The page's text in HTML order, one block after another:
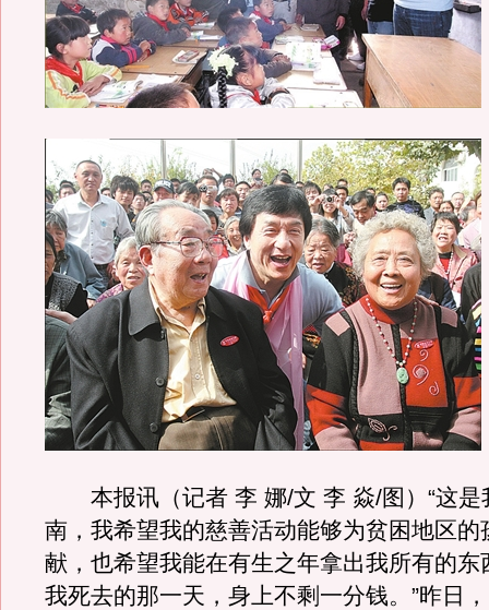
本报讯（记者 李 娜/文 李 焱/图）“这是
南，我希望我的慈善活动能够为贫困地区的
献，也希望我能在有生之年拿出我所有的东
我死去的那一天，身上不剩一分钱。”昨日